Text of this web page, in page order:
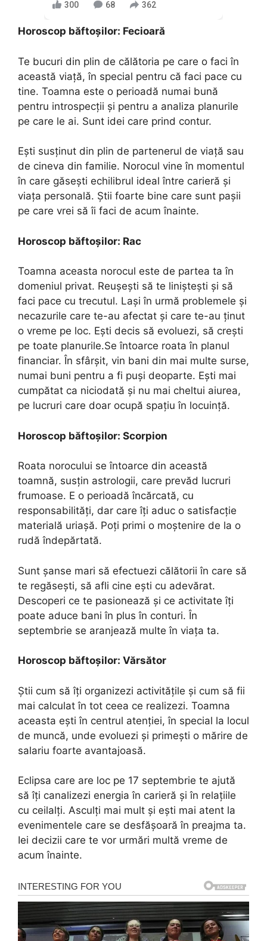
300 68 362
Horoscop băftoşilor: Fecioară
Te bucuri din plin de călătoria pe care o faci în
această viață, în special pentru că faci pace cu
tine. Toamna este o perioadă numai bună
pentru introspecții și pentru a analiza planurile
pe care le ai. Sunt idei care prind contur.
Ești susținut din plin de partenerul de viață sau
de cineva din familie. Norocul vine în momentul
în care găsești echilibrul ideal între carieră și
viața personală. Știi foarte bine care sunt pașii
pe care vrei să îi faci de acum înainte.
Horoscop băftoşilor: Rac
Toamna aceasta norocul este de partea ta în
domeniul privat. Reușești să te liniștești și să
faci pace cu trecutul. Lași în urmă problemele și
necazurile care te-au afectat și care te-au ținut
o vreme pe loc. Ești decis să evoluezi, să crești
pe toate planurile.Se întoarce roata în planul
financiar. În sfârșit, vin bani din mai multe surse,
numai buni pentru a fi puși deoparte. Ești mai
cumpătat ca niciodată și nu mai cheltui aiurea,
pe lucruri care doar ocupă spațiu în locuință.
Horoscop băftoşilor: Scorpion
Roata norocului se întoarce din această
toamnă, susțin astrologii, care prevăd lucruri
frumoase. E o perioadă încărcată, cu
responsabilități, dar care îți aduc o satisfacție
materială uriașă. Poți primi o moștenire de la o
rudă îndepărtată.
Sunt șanse mari să efectuezi călătorii în care să
te regăsești, să afli cine ești cu adevărat.
Descoperi ce te pasionează și ce activitate îți
poate aduce bani în plus în conturi. În
septembrie se aranjează multe în viața ta.
Horoscop băftoşilor: Vărsător
Știi cum să îți organizezi activitățile și cum să fii
mai calculat în tot ceea ce realizezi. Toamna
aceasta ești în centrul atenției, în special la locul
de muncă, unde evoluezi și primești o mărire de
salariu foarte avantajoasă.
Eclipsa care are loc pe 17 septembrie te ajută
să îți canalizezi energia în carieră și în relațiile
cu ceilalți. Asculți mai mult și ești mai atent la
evenimentele care se desfășoară în preajma ta.
Iei decizii care te vor urmări multă vreme de
acum înainte.